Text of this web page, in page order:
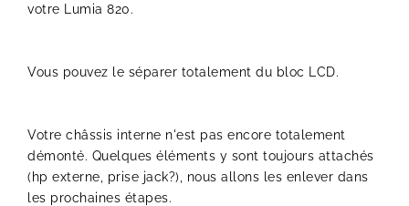
votre Lumia 820.
Vous pouvez le séparer totalement du bloc LCD.
Votre châssis interne n'est pas encore totalement
démonté. Quelques éléments y sont toujours attachés
(hp externe, prise jack?), nous allons les enlever dans
les prochaines étapes.